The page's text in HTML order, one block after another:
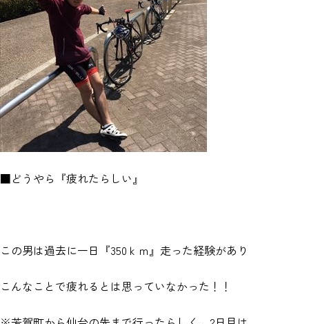
■どうやら『疲れたらしい』
この男は過去に一日『350ｋｍ』走った経験があり
こんなことで疲れるとは思っていなかった！！